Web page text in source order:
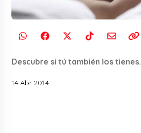
Descubre si tú también los tienes.
14 Abr 2014